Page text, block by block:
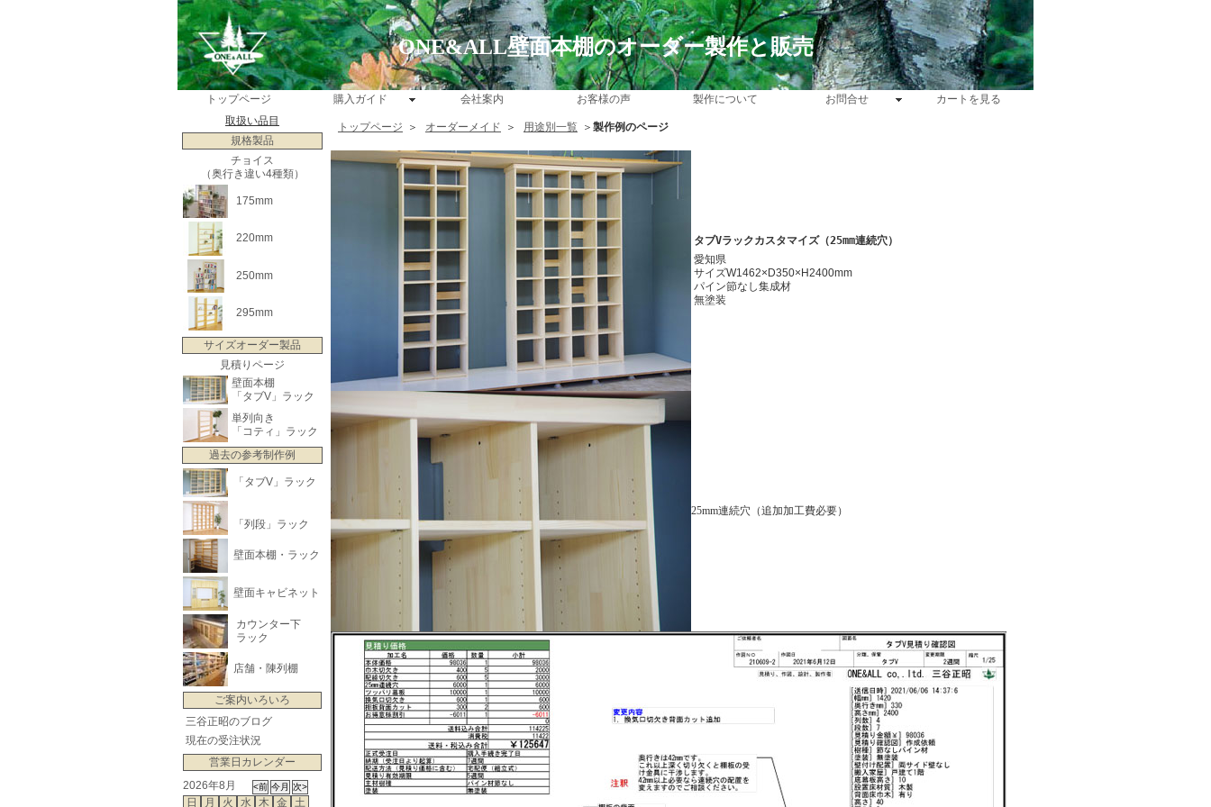
ONE&ALL壁面本棚のオーダー製作と販売
トップページ 購入ガイド 会社案内 お客様の声 製作について お問合せ
カートを見る
取扱い品目
規格製品
チョイス
（奥行き違い4種類）
175mm
220mm
250mm
295mm
サイズオーダー製品
見積りページ
壁面本棚
「タブV」ラック
単列向き
「コティ」ラック
過去の参考制作例
「タブV」ラック
「列段」ラック
壁面本棚・ラック
壁面キャビネット
カウンター下
ラック
店舗・陳列棚
ご案内いろいろ
三谷正昭のブログ
現在の受注状況
営業日カレンダー
2026年8月
日
月 火 水 木 金 土
トップページ ＞ オーダーメイド ＞ 用途別一覧 ＞ 製作例のページ
タブVラックカスタマイズ（25mm連続穴）
愛知県
サイズW1462×D350×H2400mm
パイン節なし集成材
無塗装
25mm連続穴（追加加工費必要）